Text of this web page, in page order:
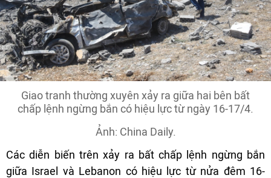
Giao tranh thường xuyên xảy ra giữa hai bên bất
chấp lệnh ngừng bắn có hiệu lực từ ngày 16-17/4.
Ảnh: China Daily.
Các diễn biến trên xảy ra bất chấp lệnh ngừng bắn
giữa Israel và Lebanon có hiệu lực từ nửa đêm 16-